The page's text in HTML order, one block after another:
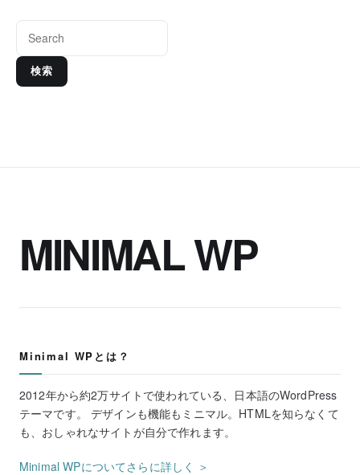
検索
MINIMAL WP
Minimal WPとは？
2012年から約2万サイトで使われている、日本語のWordPress
テーマです。 デザインも機能もミニマル。HTMLを知らなくて
も、おしゃれなサイトが自分で作れます。
Minimal WPについてさらに詳しく ＞